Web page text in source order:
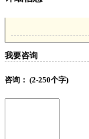
我要咨询
咨询： (2-250个字)